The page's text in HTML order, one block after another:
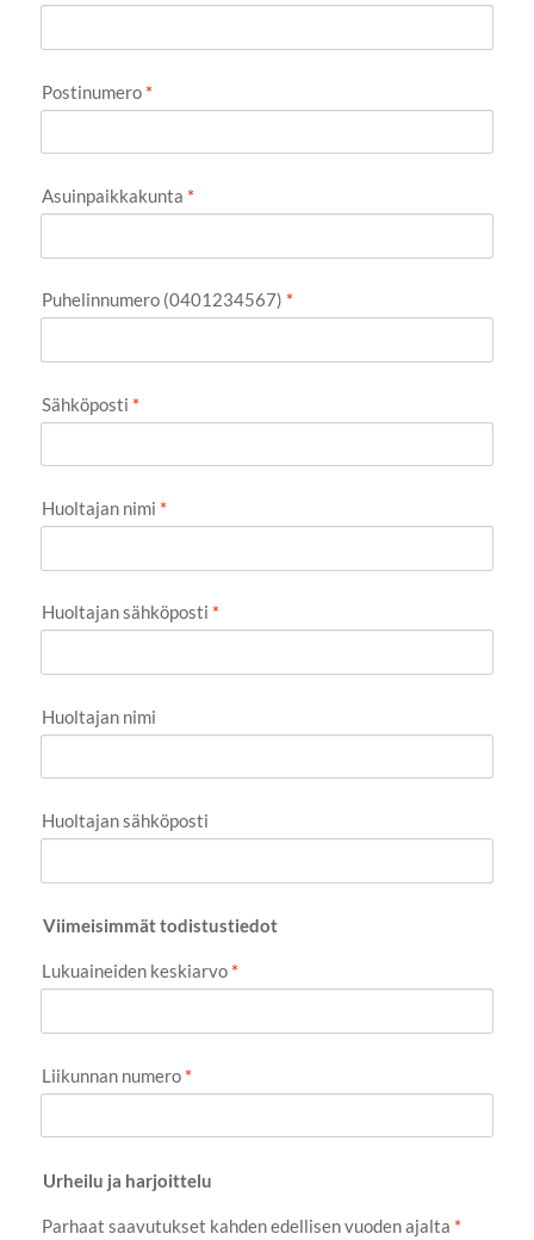
Postinumero *
Asuinpaikkakunta *
Puhelinnumero (0401234567) *
Sähköposti *
Huoltajan nimi *
Huoltajan sähköposti *
Huoltajan nimi
Huoltajan sähköposti
Viimeisimmät todistustiedot
Lukuaineiden keskiarvo *
Liikunnan numero *
Urheilu ja harjoittelu
Parhaat saavutukset kahden edellisen vuoden ajalta *